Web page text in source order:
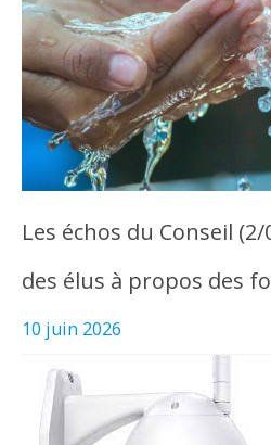
Les échos du Conseil
des élus à propos des
10 juin 2026